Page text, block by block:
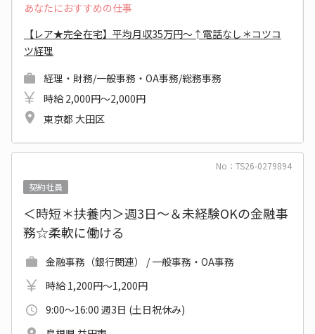
あなたにおすすめの仕事
【レア★完全在宅】平均月収35万円～↑電話なし＊コツコ
ツ経理
経理・財務/一般事務・OA事務/総務事務
時給 2,000円～2,000円
東京都 大田区
No：TS26-0279894
契約社員
＜時短＊扶養内＞週3日～＆未経験OKの金融事
務☆柔軟に働ける
金融事務（銀行関連） / 一般事務・OA事務
時給 1,200円～1,200円
9:00～16:00 週3日 (土日祝休み)